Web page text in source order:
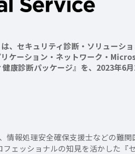
セキュリティ診断・ソリューショ
ケーション・ネットワーク・
康診断パッケージ』を、2023年6
情報処理安全確保支援士などの難
ェッショナルの知見を活かした『